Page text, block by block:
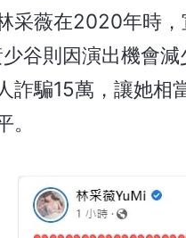
采薇在2020年時
谷則因演出機會
詐騙15萬，讓她相